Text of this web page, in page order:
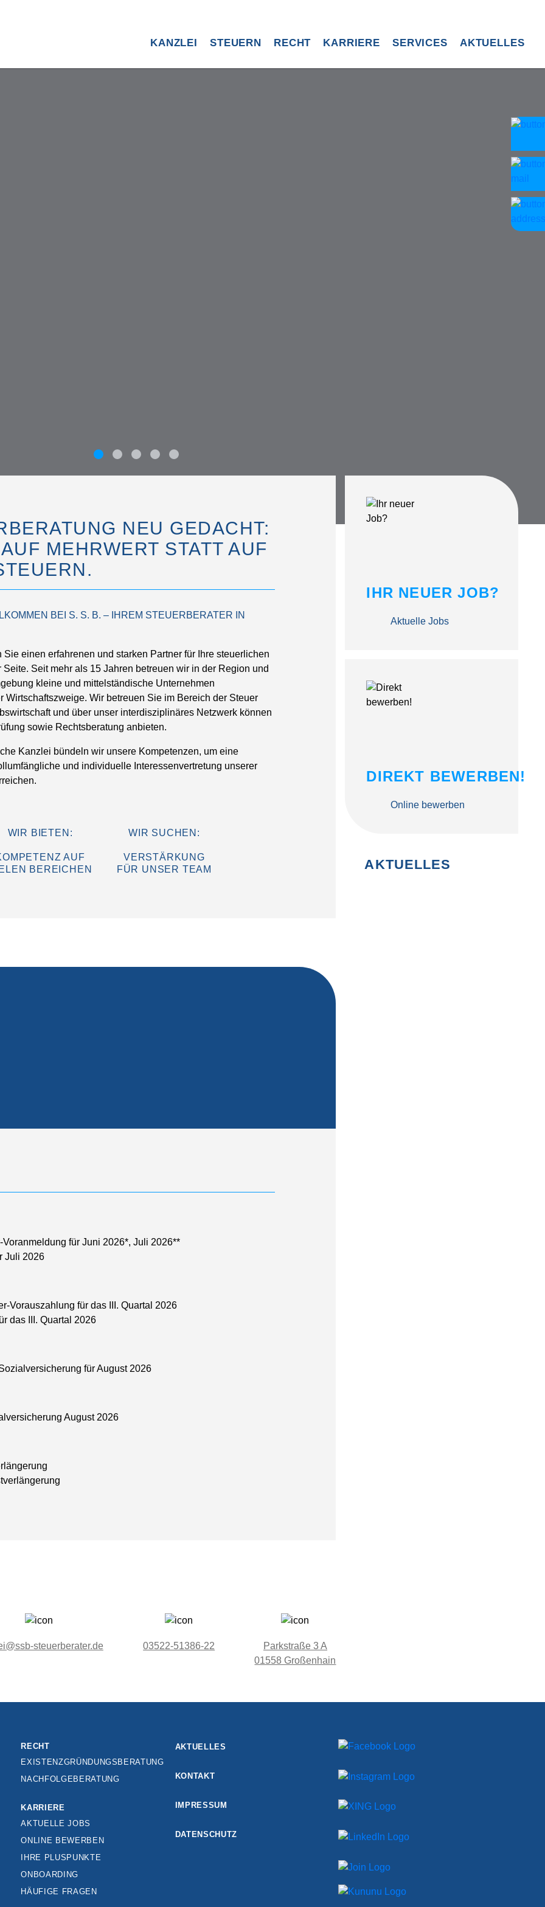
KANZLEI STEUERN RECHT KARRIERE SERVICES AKTUELLES
BERATUNG NEU GEDACHT:
MEHRWERT STATT AUF
BEI S. S. B. – IHREM STEUERBERATER IN
Sie einen erfahrenen und starken Partner für Ihre steuerlichen
Seit mehr als 15 Jahren betreuen wir in der Region und
kleine und mittelständische Unternehmen
Wirtschaftszweige. Wir betreuen Sie im Bereich der Steuer
und über unser interdisziplinäres Netzwerk können
sowie Rechtsberatung anbieten.
Kanzlei bündeln wir unsere Kompetenzen, um eine
und individuelle Interessenvertretung unserer
WIR BIETEN:
AUF
BEREICHEN
WIR SUCHEN:
VERSTÄRKUNG
FÜR UNSER TEAM
für Juni 2026*, Juli 2026**
Juli 2026
Vorauszahlung für das III. Quartal 2026
das III. Quartal 2026
für August 2026
August 2026
IHR NEUER JOB?
Aktuelle Jobs
DIREKT BEWERBEN!
Online bewerben
AKTUELLES
steuerberater.de 03522-51386-22
Parkstraße 3 A
01558 Großenhain
RECHT
EXISTENZGRÜNDUNGSBERATUNG
NACHFOLGEBERATUNG
KARRIERE
AKTUELLE JOBS
ONLINE BEWERBEN
IHRE PLUSPUNKTE
ONBOARDING
HÄUFIGE FRAGEN
AKTUELLES
KONTAKT
IMPRESSUM
DATENSCHUTZ